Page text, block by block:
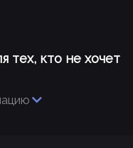
тех, кто не хочет